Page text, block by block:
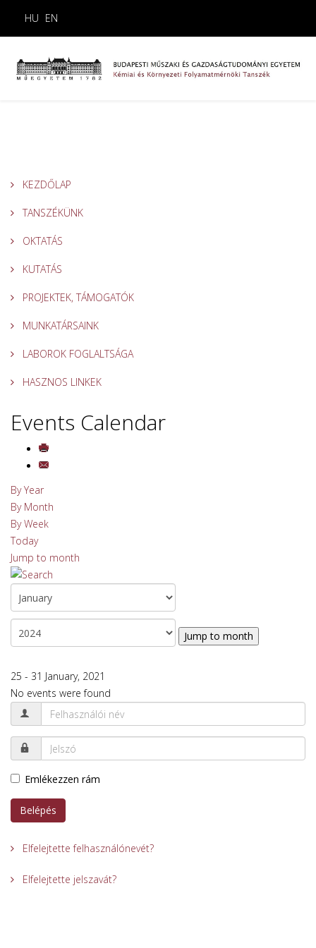
HU EN
KEZDŐLAP
TANSZÉKÜNK
OKTATÁS
KUTATÁS
PROJEKTEK, TÁMOGATÓK
MUNKATÁRSAINK
LABOROK FOGLALTSÁGA
HASZNOS LINKEK
Events Calendar
By Year
By Month
By Week
Today
Jump to month
Jump to month
25 - 31 January, 2021
No events were found
Emlékezzen rám
Belépés
Elfelejtette felhasználónevét?
Elfelejtette jelszavát?